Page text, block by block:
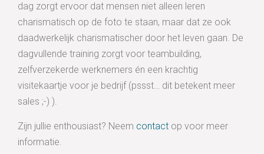
dag zorgt ervoor dat mensen niet alleen leren
charismatisch op de foto te staan, maar dat ze ook
daadwerkelijk charismatischer door het leven gaan. De
dagvullende training zorgt voor teambuilding,
zelfverzekerde werknemers én een krachtig
visitekaartje voor je bedrijf (pssst… dit betekent meer
sales ;-) ).
Zijn jullie enthousiast? Neem contact op voor meer
informatie.